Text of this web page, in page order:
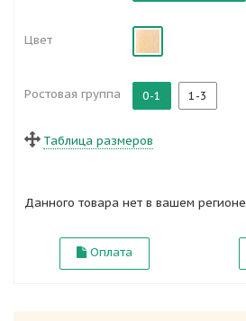
Цвет
Ростовая группа 0-1 1-3
Таблица размеров
Данного товара нет в вашем регионе
Оплата